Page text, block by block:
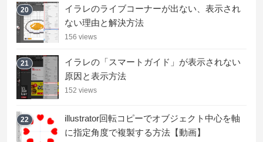
20
イラレのライブコーナーが出ない、表示され
ない理由と解決方法
156 views
21
イラレの「スマートガイド」が表示されない
原因と表示方法
152 views
22
illustrator回転コピーでオブジェクト中心を軸
に指定角度で複製する方法【動画】